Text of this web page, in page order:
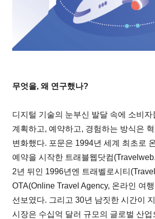
무엇을, 왜 연구했나?
디지털 기술의 눈부신 발달 속에 소비자
계획하고, 예약하고, 경험하는 방식은
변화했다. 포문은 1994년 세계 최초로
예약을 시작한 트래블웹닷컴
2년 뒤인 1996년엔 트래벨로시티
OTA(Online Travel Agency, 온라인 여
선보였다. 그리고 30년 남짓한 시간이
시장은 수십억 달러 규모의 글로벌 산업